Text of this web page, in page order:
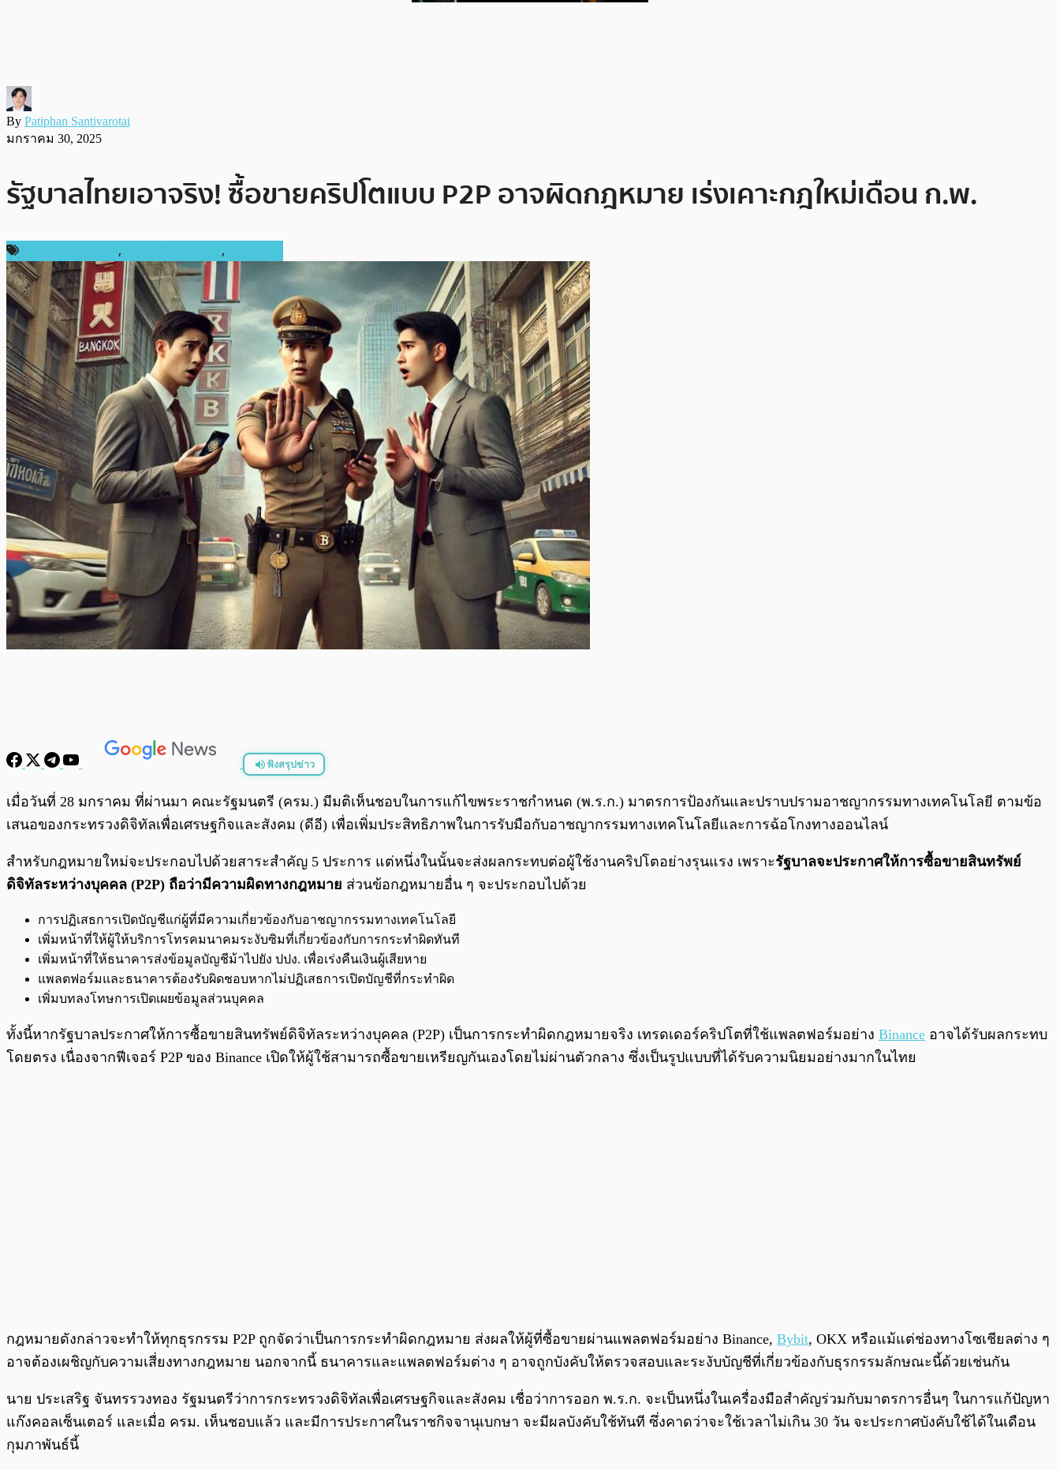
By Patiphan Santivarotai
มกราคม 30, 2025
รัฐบาลไทยเอาจริง! ซื้อขายคริปโตแบบ P2P อาจผิดกฎหมาย เร่งเคาะกฎใหม่เดือน ก.พ.
, ,
ฟังสรุปข่าว
พร้อมเล่น 0:00 / 0:00
เมื่อวันที่ 28 มกราคม ที่ผ่านมา คณะรัฐมนตรี (ครม.) มีมติเห็นชอบในการแก้ไขพระราชกำหนด (พ.ร.ก.) มาตรการป้องกันและปราบปรามอาชญากรรมทางเทคโนโลยี ตามข้อ
เสนอของกระทรวงดิจิทัลเพื่อเศรษฐกิจและสังคม (ดีอี) เพื่อเพิ่มประสิทธิภาพในการรับมือกับอาชญากรรมทางเทคโนโลยีและการฉ้อโกงทางออนไลน์
สำหรับกฎหมายใหม่จะประกอบไปด้วยสาระสำคัญ 5 ประการ แต่หนึ่งในนั้นจะส่งผลกระทบต่อผู้ใช้งานคริปโตอย่างรุนแรง เพราะรัฐบาลจะประกาศให้การซื้อขายสินทรัพย์
ดิจิทัลระหว่างบุคคล (P2P) ถือว่ามีความผิดทางกฎหมาย ส่วนข้อกฎหมายอื่น ๆ จะประกอบไปด้วย
การปฏิเสธการเปิดบัญชีแก่ผู้ที่มีความเกี่ยวข้องกับอาชญากรรมทางเทคโนโลยี
เพิ่มหน้าที่ให้ผู้ให้บริการโทรคมนาคมระงับซิมที่เกี่ยวข้องกับการกระทำผิดทันที
เพิ่มหน้าที่ให้ธนาคารส่งข้อมูลบัญชีม้าไปยัง ปปง. เพื่อเร่งคืนเงินผู้เสียหาย
แพลตฟอร์มและธนาคารต้องรับผิดชอบหากไม่ปฏิเสธการเปิดบัญชีที่กระทำผิด
เพิ่มบทลงโทษการเปิดเผยข้อมูลส่วนบุคคล
ทั้งนี้หากรัฐบาลประกาศให้การซื้อขายสินทรัพย์ดิจิทัลระหว่างบุคคล (P2P) เป็นการกระทำผิดกฎหมายจริง เทรดเดอร์คริปโตที่ใช้แพลตฟอร์มอย่าง Binance อาจได้รับผลกระทบ
โดยตรง เนื่องจากฟีเจอร์ P2P ของ Binance เปิดให้ผู้ใช้สามารถซื้อขายเหรียญกันเองโดยไม่ผ่านตัวกลาง ซึ่งเป็นรูปแบบที่ได้รับความนิยมอย่างมากในไทย
กฎหมายดังกล่าวจะทำให้ทุกธุรกรรม P2P ถูกจัดว่าเป็นการกระทำผิดกฎหมาย ส่งผลให้ผู้ที่ซื้อขายผ่านแพลตฟอร์มอย่าง Binance, Bybit, OKX หรือแม้แต่ช่องทางโซเชียลต่าง ๆ
อาจต้องเผชิญกับความเสี่ยงทางกฎหมาย นอกจากนี้ ธนาคารและแพลตฟอร์มต่าง ๆ อาจถูกบังคับให้ตรวจสอบและระงับบัญชีที่เกี่ยวข้องกับธุรกรรมลักษณะนี้ด้วยเช่นกัน
นาย ประเสริฐ จันทรรวงทอง รัฐมนตรีว่าการกระทรวงดิจิทัลเพื่อเศรษฐกิจและสังคม เชื่อว่าการออก พ.ร.ก. จะเป็นหนึ่งในเครื่องมือสำคัญร่วมกับมาตรการอื่นๆ ในการแก้ปัญหา
แก๊งคอลเซ็นเตอร์ และเมื่อ ครม. เห็นชอบแล้ว และมีการประกาศในราชกิจจานุเบกษา จะมีผลบังคับใช้ทันที ซึ่งคาดว่าจะใช้เวลาไม่เกิน 30 วัน จะประกาศบังคับใช้ได้ในเดือน
กุมภาพันธ์นี้